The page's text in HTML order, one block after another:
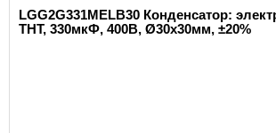
LGG2G331MELB30 Конденсатор:
THT, 330мкФ, 400В, Ø30x30мм, ±20%